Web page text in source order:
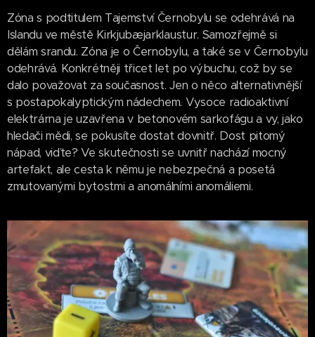
Zóna s podtitulem Tajemství Černobylu se odehrává na
Islandu ve městě Kirkjubæjarklaustur. Samozřejmě si
dělám srandu. Zóna je o Černobylu, a také se v Černobylu
odehrává. Konkrétněji třicet let po výbuchu, což by se
dalo považovat za současnost. Jen o něco alternativnější
s postapokalyptickým nádechem. Vysoce radioaktivní
elektrárna je uzavřena v betonovém sarkofágu a vy, jako
hledači mědi, se pokusíte dostat dovnitř. Dost pitomý
nápad, viďte? Ve skutečnosti se uvnitř nachází mocný
artefakt, ale cesta k němu je nebezpečná a posetá
zmutovanými bytostmi a anomálními anomáliemi.